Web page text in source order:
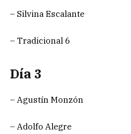
– Silvina Escalante
– Tradicional 6
Día 3
– Agustín Monzón
– Adolfo Alegre